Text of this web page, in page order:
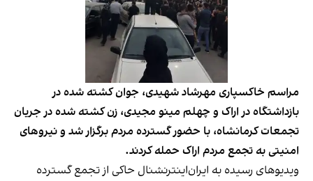
مراسم‌ خاکسپاری مهرشاد شهیدی، جوان کشته شده در
بازداشتگاه در اراک و چهلم مینو مجیدی، زن کشته شده در جریان
تجمعات کرمانشاه، با حضور گسترده مردم برگزار شد و نیروهای
امنیتی به تجمع مردم اراک حمله کردند.
ویدیو‌های رسیده به ایران‌اینترنشنال حاکی از تجمع گسترده